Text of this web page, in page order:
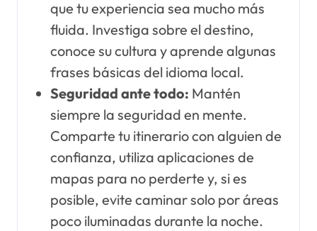
que tu experiencia sea mucho más
fluida. Investiga sobre el destino,
conoce su cultura y aprende algunas
frases básicas del idioma local.
Seguridad ante todo: Mantén
siempre la seguridad en mente.
Comparte tu itinerario con alguien de
confianza, utiliza aplicaciones de
mapas para no perderte y, si es
posible, evite caminar solo por áreas
poco iluminadas durante la noche.